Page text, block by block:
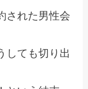
された男性会
しても切り出